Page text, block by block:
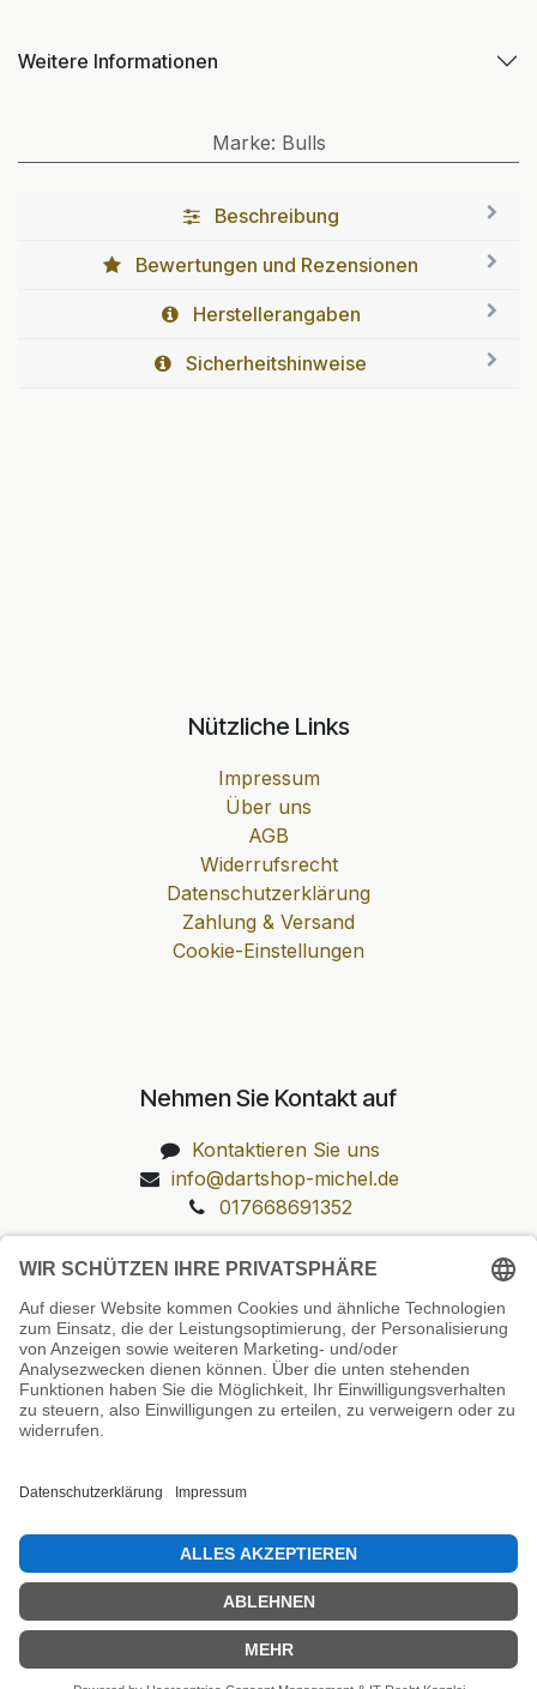
Weitere Informationen
Marke: Bulls
Beschreibung
Bewertungen und Rezensionen
Herstellerangaben
Sicherheitshinweise
Nützliche Links
Impressum
Über uns
AGB
Widerrufsrecht
Datenschutzerklärung
Zahlung & Versand
Cookie-Einstellungen
Nehmen Sie Kontakt auf
Kontaktieren Sie uns
info@dartshop-michel.de
017668691352
Unsere Prüfsiegel